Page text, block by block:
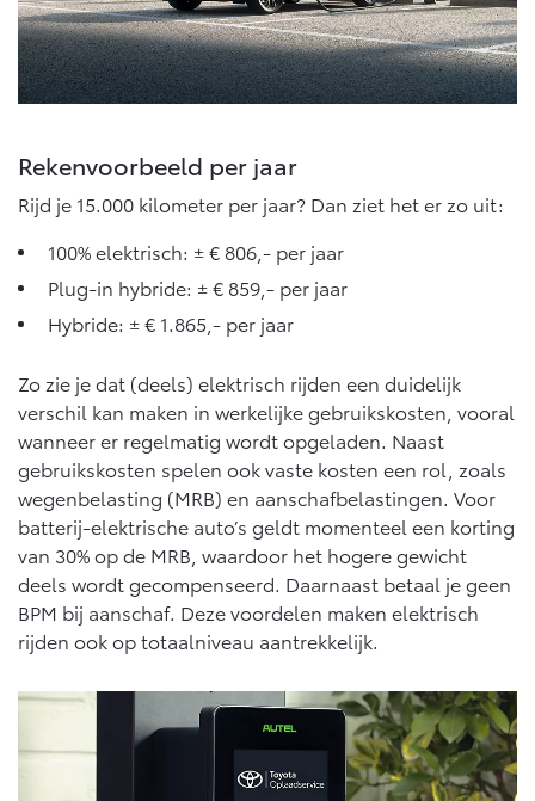
Rekenvoorbeeld per jaar
Rijd je 15.000 kilometer per jaar? Dan ziet het er zo uit:
100% elektrisch: ± € 806,- per jaar
Plug-in hybride: ± € 859,- per jaar
Hybride: ± € 1.865,- per jaar
Zo zie je dat (deels) elektrisch rijden een duidelijk
verschil kan maken in werkelijke gebruikskosten, vooral
wanneer er regelmatig wordt opgeladen. Naast
gebruikskosten spelen ook vaste kosten een rol, zoals
wegenbelasting (MRB) en aanschafbelastingen. Voor
batterij-elektrische auto’s geldt momenteel een korting
van 30% op de MRB, waardoor het hogere gewicht
deels wordt gecompenseerd. Daarnaast betaal je geen
BPM bij aanschaf. Deze voordelen maken elektrisch
rijden ook op totaalniveau aantrekkelijk.